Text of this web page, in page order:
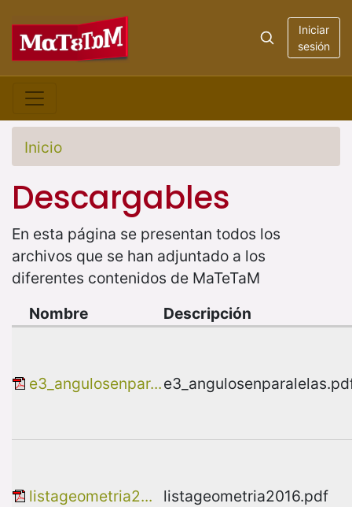
Iniciar
sesión
Inicio
Descargables
En esta página se presentan todos los
archivos que se han adjuntado a los
diferentes contenidos de MaTeTaM
Nombre Descripción
e3_angulosenpar...
listageometria2... listageometria2016.pdf